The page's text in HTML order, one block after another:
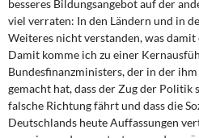
besseres Bildungsangebot auf der
viel verraten: In den Ländern und in
Weiteres nicht verstanden, was
Damit komme ich zu einer
Bundesfinanzministers, der in der
gemacht hat, dass der Zug der Politik
falsche Richtung fährt und dass die
Deutschlands heute Auffassungen